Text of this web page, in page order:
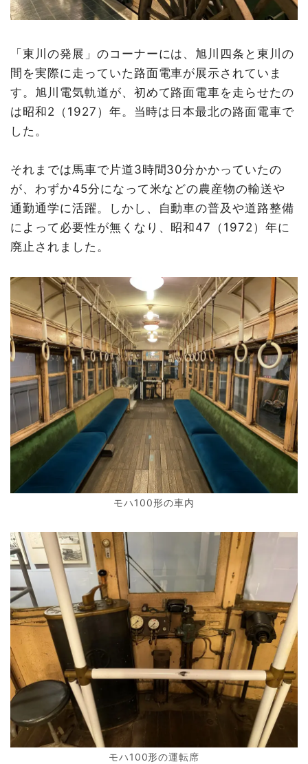
「東川の発展」のコーナーには、旭川四条と東川の
間を実際に走っていた路面電車が展示されていま
す。旭川電気軌道が、初めて路面電車を走らせたの
は昭和2（1927）年。当時は日本最北の路面電車で
した。
それまでは馬車で片道3時間30分かかっていたの
が、わずか45分になって米などの農産物の輸送や
通勤通学に活躍。しかし、自動車の普及や道路整備
によって必要性が無くなり、昭和47（1972）年に
廃止されました。
モハ100形の車内
モハ100形の運転席